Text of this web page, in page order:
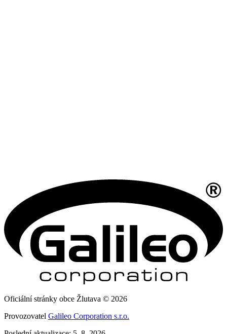
Oficiální stránky obce Žlutava © 2026
Provozovatel Galileo Corporation s.r.o.